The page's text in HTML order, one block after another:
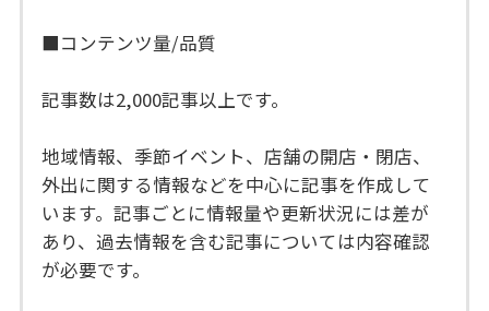
■コンテンツ量/品質
記事数は2,000記事以上です。
地域情報、季節イベント、店舗の開店・閉店、
外出に関する情報などを中心に記事を作成して
います。記事ごとに情報量や更新状況には差が
あり、過去情報を含む記事については内容確認
が必要です。